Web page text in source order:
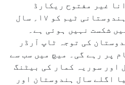
۱۷؍سال پرانا غیر مفتوح ریکارڈ
برقرار رکھے ہوئے ہے۔ ہندوستانی ٹیم کو ۱۷؍ سال
کی توجہ ٹاپ آرڈر
پر رہے گی۔ میچ میں سب سے
اور سوریہ کمار کی بیٹنگ
اگلے سال ہندوستان اور